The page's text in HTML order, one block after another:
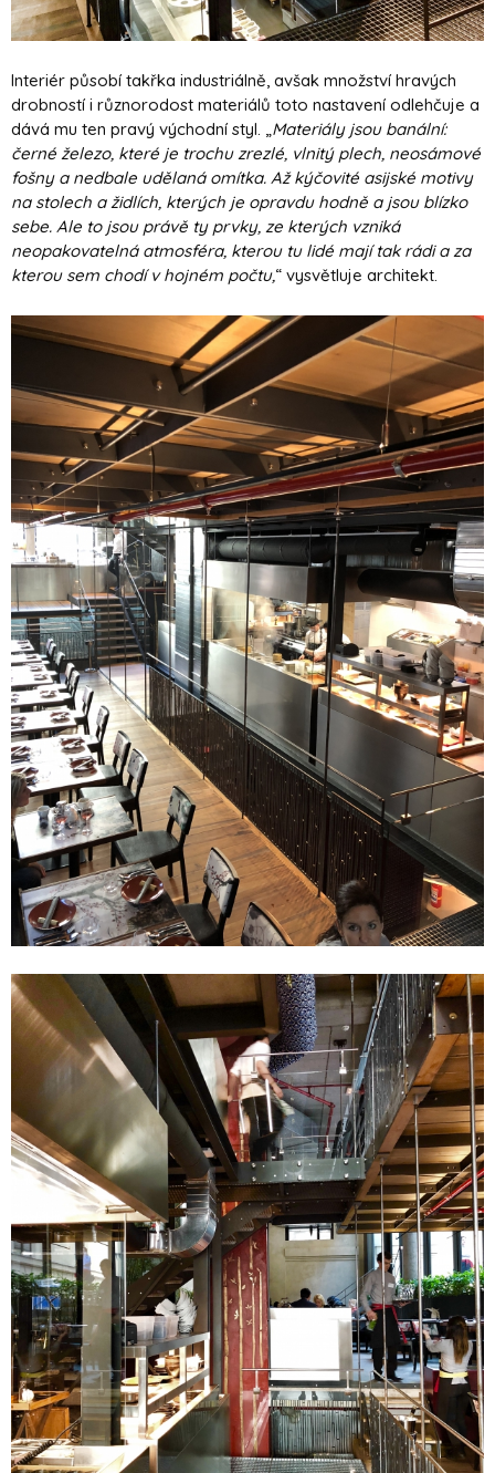
Interiér působí takřka industriálně, avšak množství hravých
drobností i různorodost materiálů toto nastavení odlehčuje a
dává mu ten pravý východní styl. „Materiály jsou banální:
černé železo, které je trochu zrezlé, vlnitý plech, neosámové
fošny a nedbale udělaná omítka. Až kýčovité asijské motivy
na stolech a židlích, kterých je opravdu hodně a jsou blízko
sebe. Ale to jsou právě ty prvky, ze kterých vzniká
neopakovatelná atmosféra, kterou tu lidé mají tak rádi a za
kterou sem chodí v hojném počtu,“ vysvětluje architekt.